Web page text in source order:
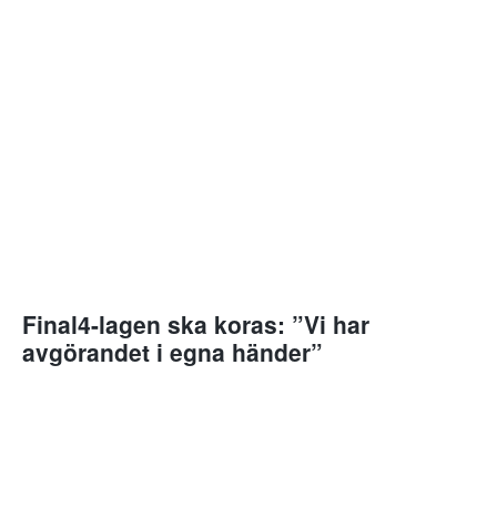
Final4-lagen ska koras: ”Vi har
avgörandet i egna händer”